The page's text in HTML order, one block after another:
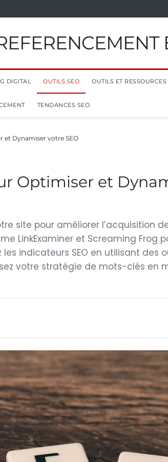
DIGITAL OUTILS SEO OUTILS ET RESSOURCES
TENDANCES SEO
et Dynamiser votre SEO
Optimiser et
site pour améliorer l’acquisition
LinkExaminer et Screaming Frog
indicateurs SEO en utilisant des
votre stratégie de mots-clés en